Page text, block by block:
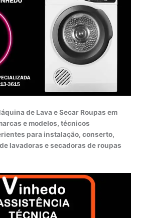
de Lava e Secar Roupas em
e modelos, técnicos
para instalação, conserto,
lavadoras e secadoras de roupas